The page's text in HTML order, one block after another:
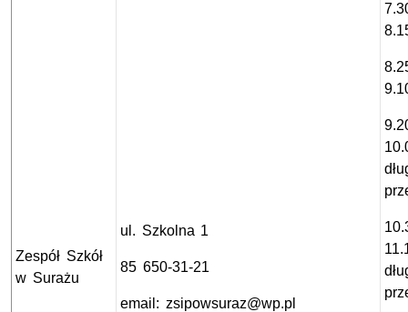
Zespół Szkół
w Surażu
ul. Szkolna 1
85 650-31-21
email: zsipowsuraz@wp.pl
d
dł